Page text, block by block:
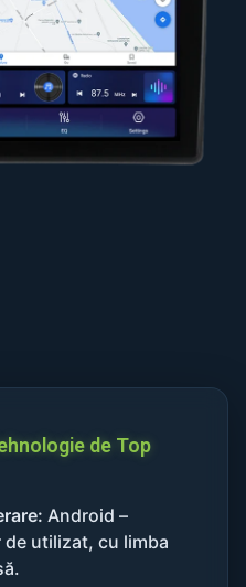
de Top
Android –
utilizat, cu limba